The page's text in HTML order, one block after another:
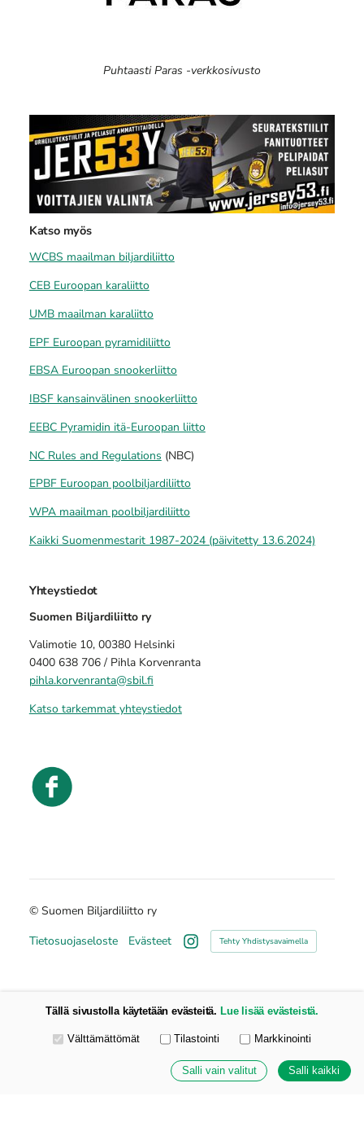
Puhtaasti Paras -verkkosivusto
Katso myös
WCBS maailman biljardiliitto
CEB Euroopan karaliitto
UMB maailman karaliitto
EPF Euroopan pyramidiliitto
EBSA Euroopan snookerliitto
IBSF kansainvälinen snookerliitto
EEBC Pyramidin itä-Euroopan liitto
NC Rules and Regulations (NBC)
EPBF Euroopan poolbiljardiliitto
WPA maailman poolbiljardiliitto
Kaikki Suomenmestarit 1987-2024 (päivitetty 13.6.2024)
Yhteystiedot
Suomen Biljardiliitto ry
Valimotie 10, 00380 Helsinki
0400 638 706 / Pihla Korvenranta
pihla.korvenranta@sbil.fi
Katso tarkemmat yhteystiedot
© Suomen Biljardiliitto ry
Tietosuojaseloste
Evästeet
Instagram
Tehty Yhdistysavaimella
Tällä sivustolla käytetään evästeitä. Lue lisää evästeistä.
Valitse käytettävät evästeet
Välttämättömät Tilastointi Markkinointi
Salli vain valitut Salli kaikki